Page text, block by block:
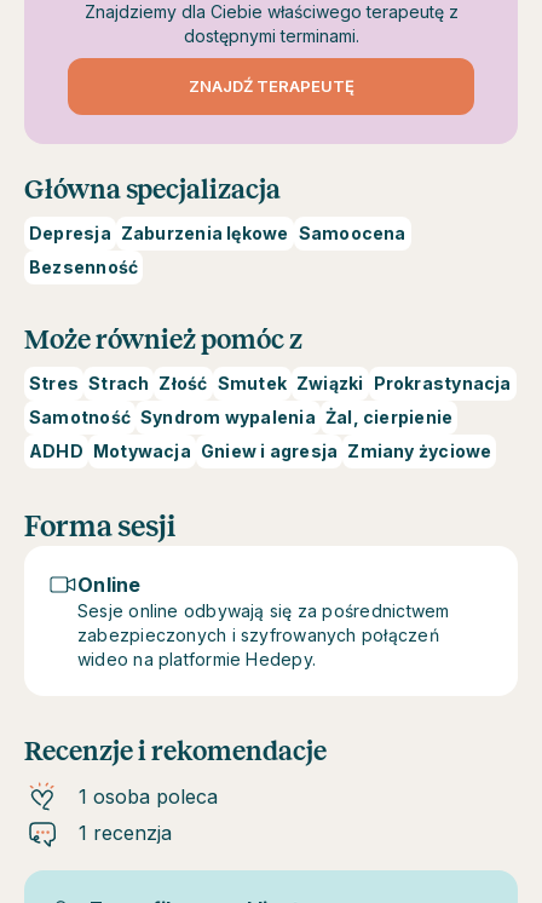
Znajdziemy dla Ciebie właściwego terapeutę z
dostępnymi terminami.
ZNAJDŹ TERAPEUTĘ
Główna specjalizacja
Depresja Zaburzenia lękowe Samoocena
Bezsenność
Może również pomóc z
Stres Strach Złość Smutek Związki
Prokrastynacja
Samotność Syndrom wypalenia Żal, cierpienie
ADHD Motywacja Gniew i agresja Zmiany życiowe
Forma sesji
Online
Sesje online odbywają się za pośrednictwem
zabezpieczonych i szyfrowanych połączeń
wideo na platformie Hedepy.
Recenzje i rekomendacje
1 osoba poleca
1 recenzja